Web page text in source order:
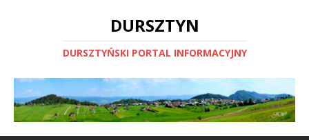
DURSZTYN
DURSZTYŃSKI PORTAL INFORMACYJNY